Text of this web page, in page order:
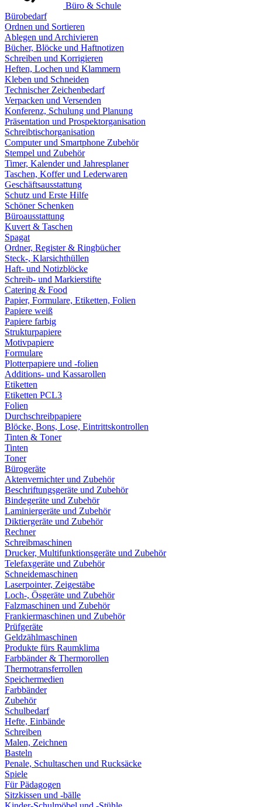
Büro & Schule
Bürobedarf
Ordnen und Sortieren
Ablegen und Archivieren
Bücher, Blöcke und Haftnotizen
Schreiben und Korrigieren
Heften, Lochen und Klammern
Kleben und Schneiden
Technischer Zeichenbedarf
Verpacken und Versenden
Konferenz, Schulung und Planung
Präsentation und Prospektorganisation
Schreibtischorganisation
Computer und Smartphone Zubehör
Stempel und Zubehör
Timer, Kalender und Jahresplaner
Taschen, Koffer und Lederwaren
Geschäftsausstattung
Schutz und Erste Hilfe
Schöner Schenken
Büroausstattung
Kuvert & Taschen
Spagat
Ordner, Register & Ringbücher
Steck-, Klarsichthüllen
Haft- und Notizblöcke
Schreib- und Markierstifte
Catering & Food
Papier, Formulare, Etiketten, Folien
Papiere weiß
Papiere farbig
Strukturpapiere
Motivpapiere
Formulare
Plotterpapiere und -folien
Additions- und Kassarollen
Etiketten
Etiketten PCL3
Folien
Durchschreibpapiere
Blöcke, Bons, Lose, Eintrittskontrollen
Tinten & Toner
Tinten
Toner
Bürogeräte
Aktenvernichter und Zubehör
Beschriftungsgeräte und Zubehör
Bindegeräte und Zubehör
Laminiergeräte und Zubehör
Diktiergeräte und Zubehör
Rechner
Schreibmaschinen
Drucker, Multifunktionsgeräte und Zubehör
Telefaxgeräte und Zubehör
Schneidemaschinen
Laserpointer, Zeigestäbe
Loch-, Ösgeräte und Zubehör
Falzmaschinen und Zubehör
Frankiermaschinen und Zubehör
Prüfgeräte
Geldzählmaschinen
Produkte fürs Raumklima
Farbbänder & Thermorollen
Thermotransferrollen
Speichermedien
Farbbänder
Zubehör
Schulbedarf
Hefte, Einbände
Schreiben
Malen, Zeichnen
Basteln
Penale, Schultaschen und Rucksäcke
Spiele
Für Pädagogen
Sitzkissen und -bälle